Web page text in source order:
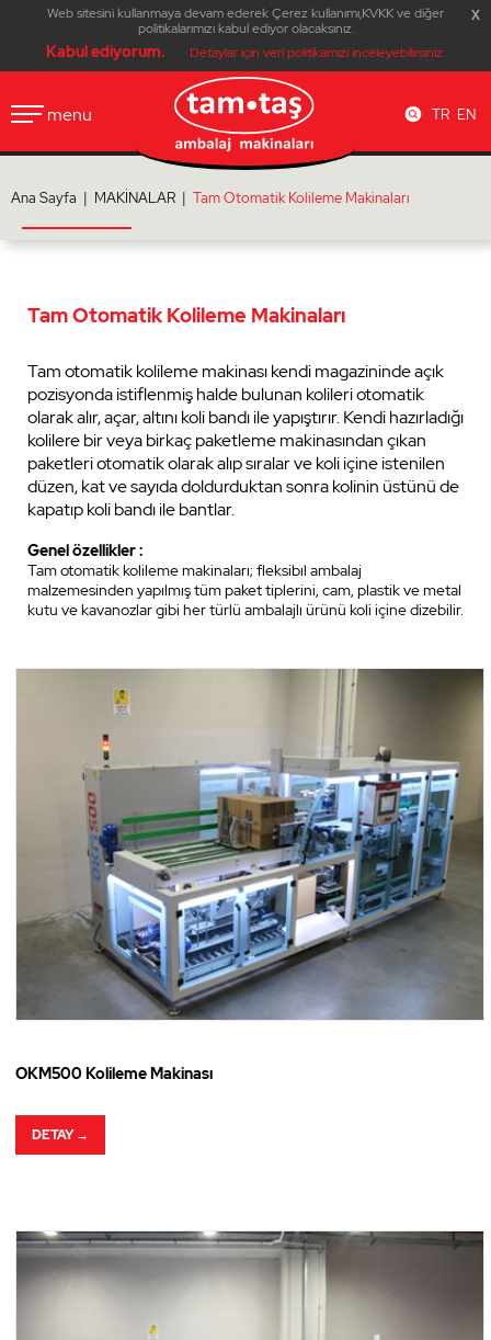
Web sitesini kullanmaya devam ederek Çerez kullanımı,KVKK ve diğer
politikalarımızı kabul ediyor olacaksınız.
Kabul ediyorum. Detaylar için veri politikamızı inceleyebilirsiniz.
x
İnsan Kaynakları
KVKK
Fuarlar
Tanıtım
İletişim Formu
İş Başvuru
menu TR EN
Ana Sayfa | MAKİNALAR | Tam Otomatik Kolileme Makinaları
Tam Otomatik Kolileme Makinaları
Tam otomatik kolileme makinası kendi magazininde açık
pozisyonda istiflenmiş halde bulunan kolileri otomatik
olarak alır, açar, altını koli bandı ile yapıştırır. Kendi hazırladığı
kolilere bir veya birkaç paketleme makinasından çıkan
paketleri otomatik olarak alıp sıralar ve koli içine istenilen
düzen, kat ve sayıda doldurduktan sonra kolinin üstünü de
kapatıp koli bandı ile bantlar.
Genel özellikler :
Tam otomatik kolileme makinaları; fleksibıl ambalaj
malzemesinden yapılmış tüm paket tiplerini, cam, plastik ve metal
kutu ve kavanozlar gibi her türlü ambalajlı ürünü koli içine dizebilir.
OKM500 Kolileme Makinası
DETAY →
x